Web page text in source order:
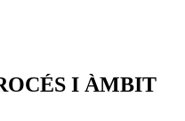
I ÀMBIT